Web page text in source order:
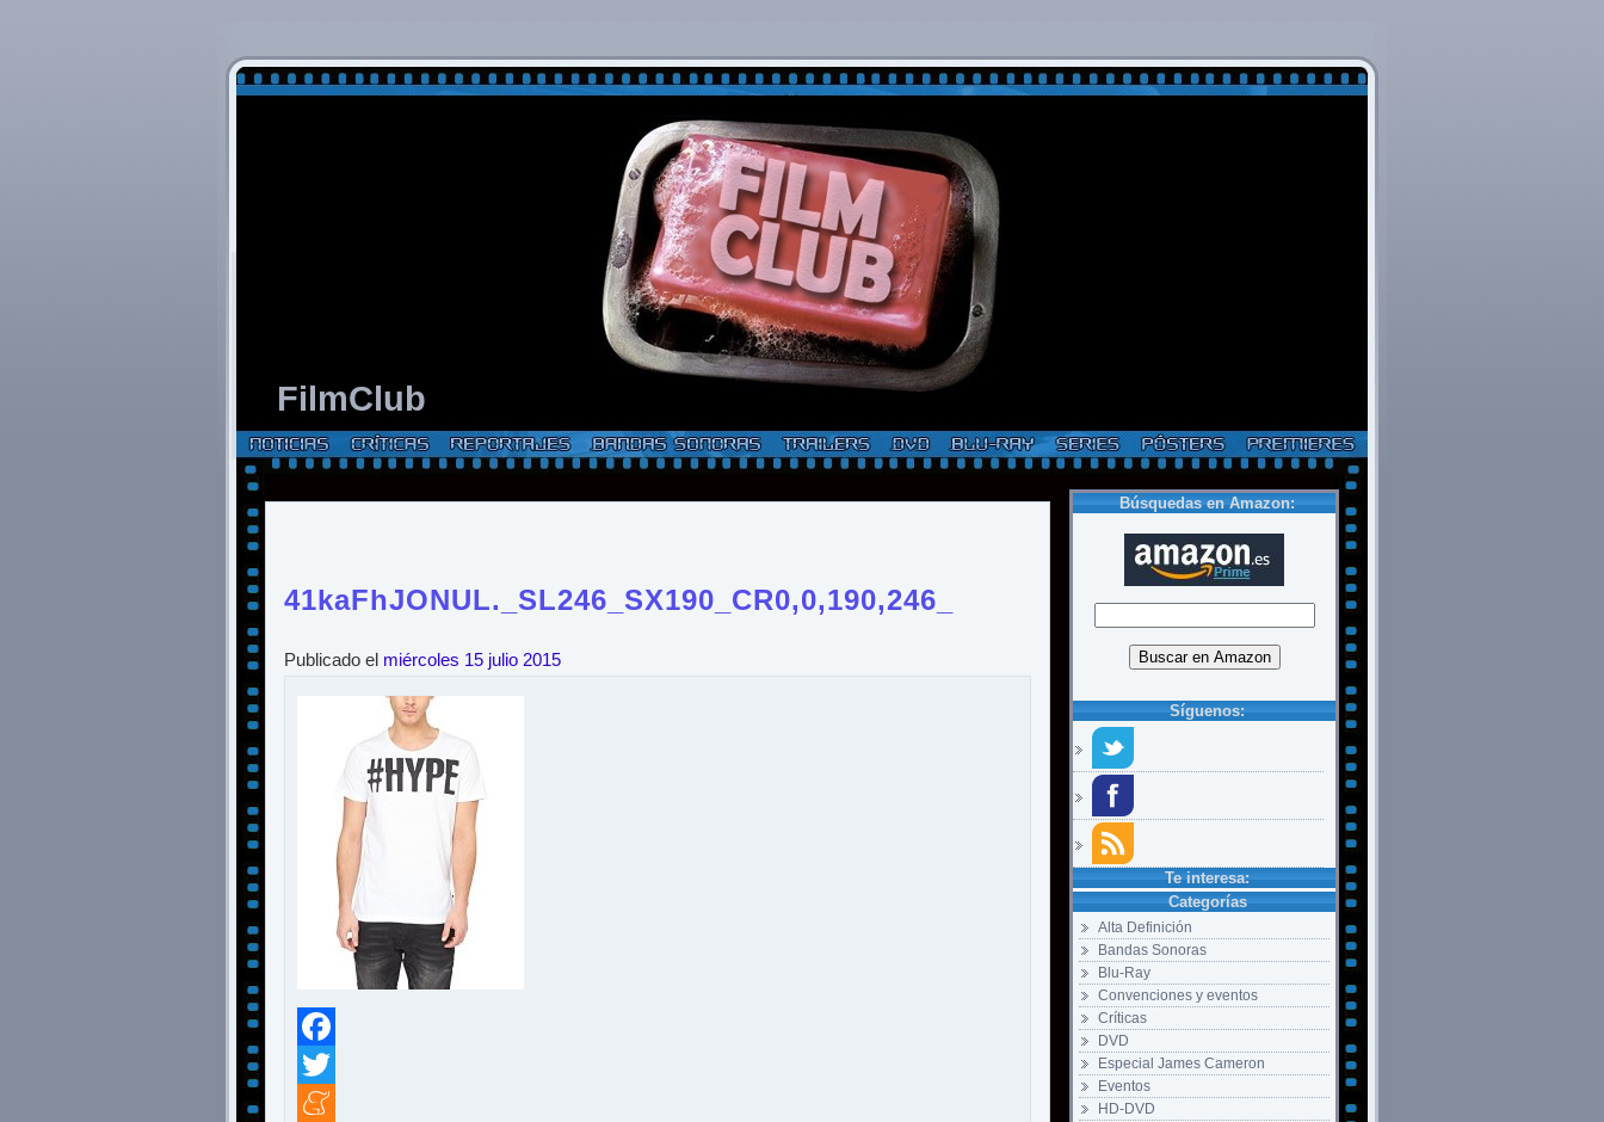
FilmClub
Búsquedas en Amazon:
Síguenos:
Te interesa:
Categorías
Alta Definición
Bandas Sonoras
Blu-Ray
Convenciones y eventos
Críticas
DVD
Especial James Cameron
Eventos
HD-DVD
41kaFhJONUL._SL246_SX190_CR0,0,190,246_
Publicado el miércoles 15 julio 2015
Facebook
Twitter